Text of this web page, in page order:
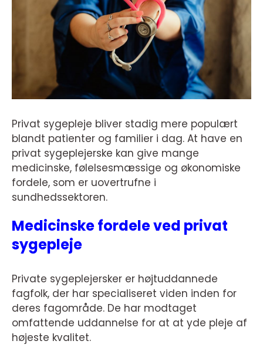
Privat sygepleje bliver stadig mere populært
blandt patienter og familier i dag. At have en
privat sygeplejerske kan give mange
medicinske, følelsesmæssige og økonomiske
fordele, som er uovertrufne i
sundhedssektoren.
Medicinske fordele ved privat
sygepleje
Private sygeplejersker er højtuddannede
fagfolk, der har specialiseret viden inden for
deres fagområde. De har modtaget
omfattende uddannelse for at at yde pleje af
højeste kvalitet.